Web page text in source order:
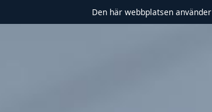
Den här webbplatsen använder